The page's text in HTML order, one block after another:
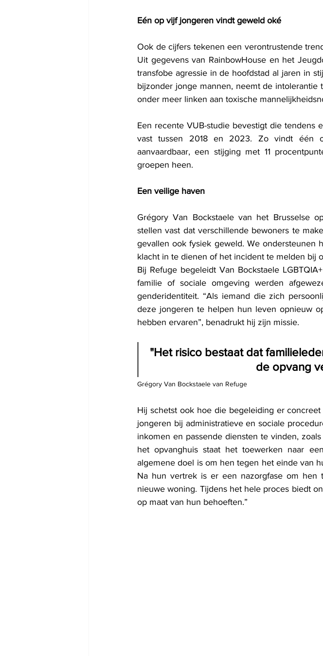
Eén op vijf jongeren vindt geweld oké
Ook de cijfers tekenen een verontrustende
Uit gegevens van RainbowHouse en het
transfobe agressie in de hoofdstad al jaren in
bijzonder jonge mannen, neemt de
onder meer linken aan toxische
Een recente VUB-studie bevestigt die tendens
vast tussen 2018 en 2023. Zo vindt één
aanvaardbaar, een stijging met 11
groepen heen.
Een veilige haven
Grégory Van Bockstaele van het Brusselse
stellen vast dat verschillende bewoners te
gevallen ook fysiek geweld. We
klacht in te dienen of het incident te melden bij
Bij Refuge begeleidt Van Bockstaele
familie of sociale omgeving werden
genderidentiteit. “Als iemand die zich
deze jongeren te helpen hun leven opnieuw
hebben ervaren”, benadrukt hij zijn missie.
"Het risico bestaat dat
de opvang
Grégory Van Bockstaele van Refuge
Hij schetst ook hoe die begeleiding er
jongeren bij administratieve en sociale
inkomen en passende diensten te vinden,
het opvanghuis staat het toewerken naar
algemene doel is om hen tegen het einde van
Na hun vertrek is er een nazorgfase om
nieuwe woning. Tijdens het hele proces biedt
op maat van hun behoeften.”